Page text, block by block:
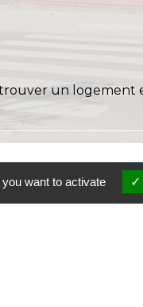
un logement
want to activate